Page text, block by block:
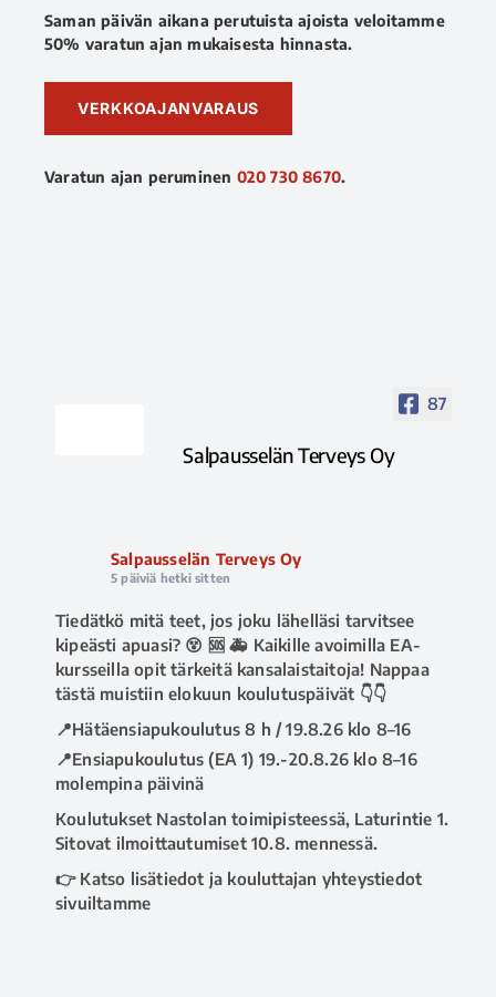
Saman päivän aikana perutuista ajoista veloitamme
50% varatun ajan mukaisesta hinnasta.
VERKKOAJANVARAUS
Varatun ajan peruminen 020 730 8670.
87
Salpausselän Terveys Oy
Salpausselän Terveys Oy
5 päiviä hetki sitten
Tiedätkö mitä teet, jos joku lähelläsi tarvitsee
kipeästi apuasi? 😵 🆘 🚑 Kaikille avoimilla EA-
kursseilla opit tärkeitä kansalaistaitoja! Nappaa
tästä muistiin elokuun koulutuspäivät 👇👇
📍Hätäensiapukoulutus 8 h / 19.8.26 klo 8–16
📍Ensiapukoulutus (EA 1) 19.-20.8.26 klo 8–16
molempina päivinä
Koulutukset Nastolan toimipisteessä, Laturintie 1.
Sitovat ilmoittautumiset 10.8. mennessä.
👉 Katso lisätiedot ja kouluttajan yhteystiedot
sivuiltamme